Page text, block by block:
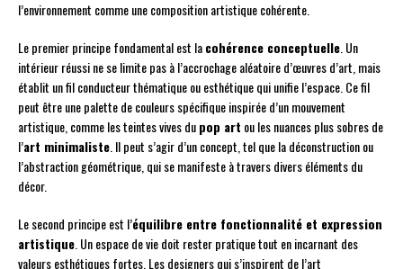
l’environnement comme une composition artistique cohérente.
Le premier principe fondamental est lacohérence conceptuelle. Un
intérieur réussi ne se limite pas à l’accrochage aléatoire d’œuvres d’art, mais
établit un fil conducteur thématique ou esthétique qui unifie l’espace. Ce fil
peut être une palette de couleurs spécifique inspirée d’un mouvement
artistique, comme les teintes vives dupop art ou les nuances plus sobres de
l’art minimaliste. Il peut s’agir d’un concept, tel que la déconstruction ou
l’abstraction géométrique, qui se manifeste à travers divers éléments du
décor.
Le second principe est l’équilibre entre fonctionnalité et expression
artistique. Un espace de vie doit rester pratique tout en incarnant des
valeurs esthétiques fortes. Les designers qui s’inspirent de l’art